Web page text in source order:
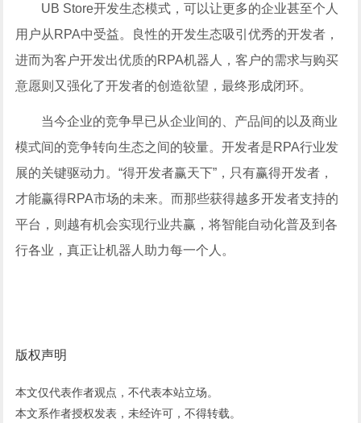
UB Store开发生态模式，可以让更多的企业甚至个人
用户从RPA中受益。良性的开发生态吸引优秀的开发者，
进而为客户开发出优质的RPA机器人，客户的需求与购买
意愿则又强化了开发者的创造欲望，最终形成闭环。
当今企业的竞争早已从企业间的、产品间的以及商业
模式间的竞争转向生态之间的较量。开发者是RPA行业发
展的关键驱动力。“得开发者赢天下”，只有赢得开发者，
才能赢得RPA市场的未来。而那些获得越多开发者支持的
平台，则越有机会实现行业共赢，将智能自动化普及到各
行各业，真正让机器人助力每一个人。
版权声明
本文仅代表作者观点，不代表本站立场。
本文系作者授权发表，未经许可，不得转载。